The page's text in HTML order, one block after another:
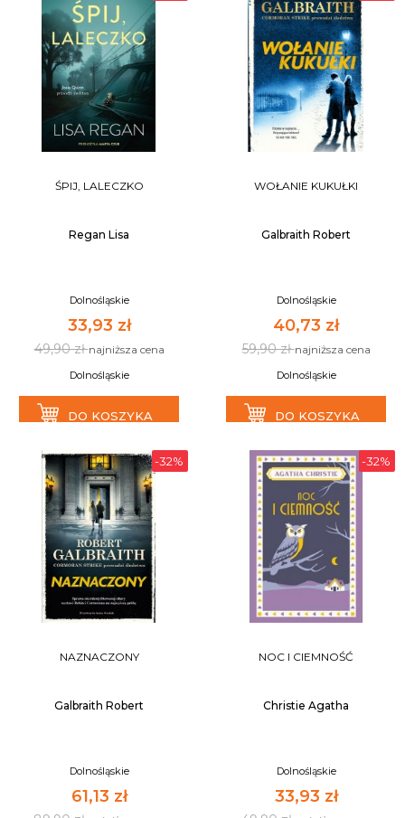
ŚPIJ, LALECZKO
Regan Lisa
Dolnośląskie
33,93 zł
49,90 złnajniższa cena
Dolnośląskie
DO KOSZYKA
WOŁANIE KUKUŁKI
Galbraith Robert
Dolnośląskie
40,73 zł
59,90 złnajniższa cena
Dolnośląskie
DO KOSZYKA
-32%
NAZNACZONY
Galbraith Robert
Dolnośląskie
61,13 zł
-32%
NOC I CIEMNOŚĆ
Christie Agatha
Dolnośląskie
33,93 zł